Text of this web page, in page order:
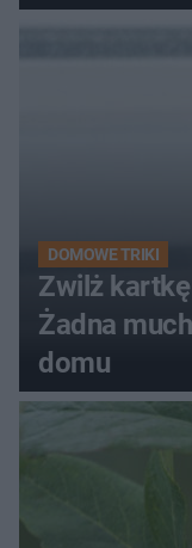
DOMOWE TRIKI
Zwilż
Żadna
domu